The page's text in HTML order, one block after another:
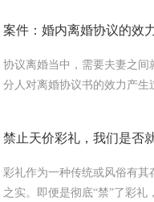
案件：婚内离婚协议的效
协议离婚当中，需要夫妻之间
分人对离婚协议书的效力产生
禁止天价彩礼，我们是否
彩礼作为一种传统或风俗有
之实。即便是彻底“禁”了彩礼